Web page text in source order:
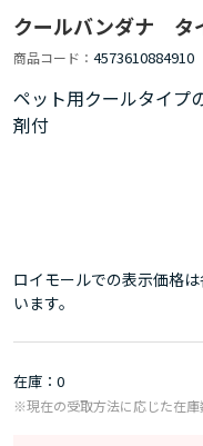
クールバンダナ
商品コード 4573610884910
ペット用クールタイ
剤付
ロイモールでの表示価格
います。
在庫 0
※現在の受取方法に応じた在庫